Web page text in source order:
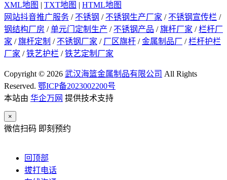
XML地图 | TXT地图 | HTML地图
网站抖音推广服务 / 不锈钢 / 不锈钢生产厂家 / 不锈钢宣传栏 /
钢结构厂房 /单元门定制生产 / 不锈钢产品 /旗杆厂家 /栏杆厂
家 /旗杆定制 / 不锈钢厂家 / 厂区旗杆 /金属制品厂 /栏杆护栏
厂家 /铁艺护栏 /铁艺定制厂家
Copyright © 2026 武汉海篮金属制品有限公司 All Rights
Reserved. 鄂ICP备2023002200号
本站由 华企万网 提供技术支持
×
微信扫码 即刻预约
回顶部
拔打电话